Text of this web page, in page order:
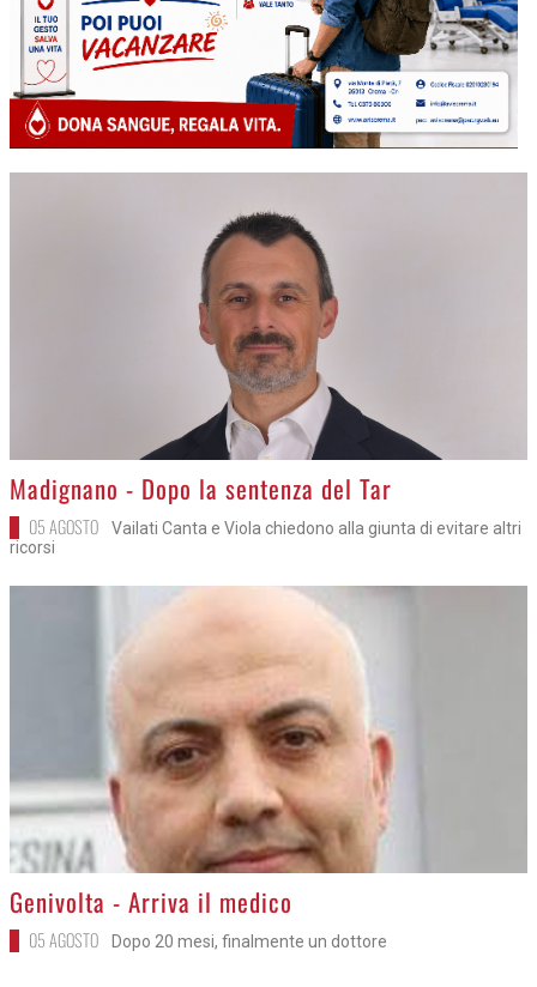
>Madignano - Dopo la sentenza del Tar
05 AGOSTO
Vailati Canta e Viola chiedono alla giunta di evitare altri
ricorsi
>
Genivolta - Arriva il medico
05 AGOSTO Dopo 20 mesi, finalmente un dottore